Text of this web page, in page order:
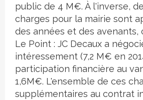
public de 4 M€. À l'inverse,
charges pour la mairie sont
des années et des avenants,
Le Point : JC Decaux a
intéressement (7,2 M€ en
participation financière au
1,6M€. L'ensemble de ces
supplémentaires au contrat